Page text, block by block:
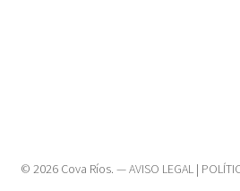
© 2026 Cova Ríos. —AVISO LEGAL |